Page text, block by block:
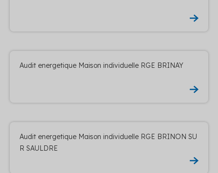
Audit energetique Maison individuelle RGE BRINAY
Audit energetique Maison individuelle RGE BRINON SU
R SAULDRE